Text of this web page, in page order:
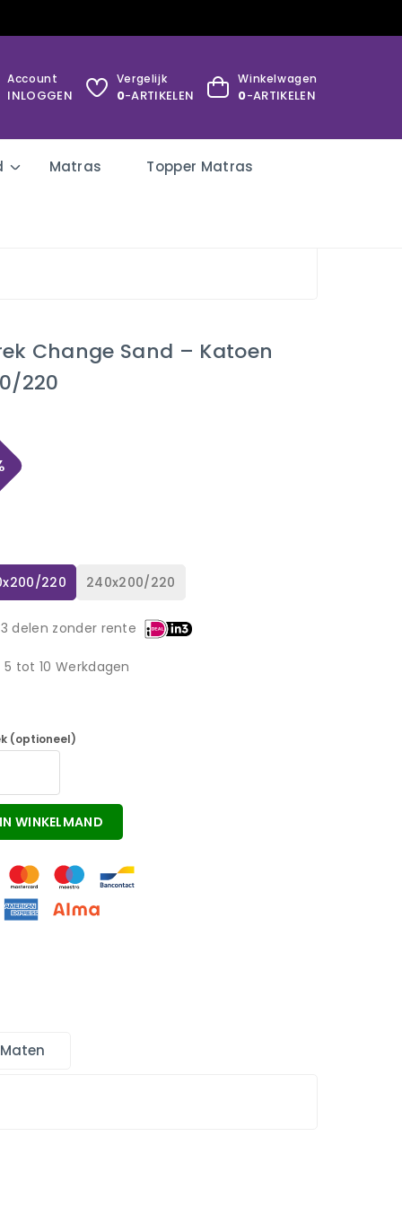
Account
INLOGGEN
Vergelijk
0-ARTIKELEN
Winkelwagen
0-ARTIKELEN
Matras Topper Matras
Change Sand – Katoen
220
220 240x200/220
delen zonder rente
tot 10 Werkdagen
(optioneel)
IN WINKELMAND